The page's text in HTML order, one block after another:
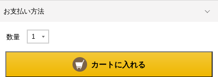
お支払い方法
数量
カートに入れる